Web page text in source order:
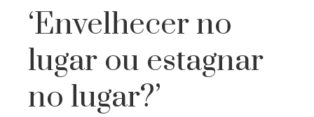
‘Envelhecer no
lugar ou estagnar
no lugar?’